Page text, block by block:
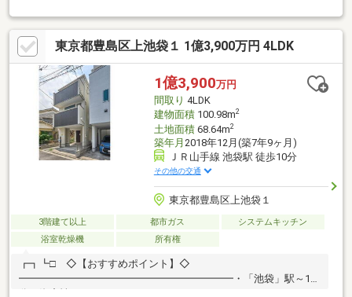
業50年の実績と経験でお客様に喜んでいただけるように、お手伝
いさせていたきます
東京都豊島区上池袋１ 1億3,900万円 4LDK
1億3,900万円
間取り 4LDK
建物面積100.98m2
土地面積68.64m2
築年月 2018年12月(築7年9ヶ月)
ＪＲ山手線 池袋駅 徒歩10分
その他の交通
東京都豊島区上池袋１
3階建て以上 都市ガス
システムキッチン
浴室乾燥機
所有権
┏┓┗□ ◇【おすすめポイント】◇
━━━━━━━━━━━━━━━━━━━━━・「池袋」駅～10